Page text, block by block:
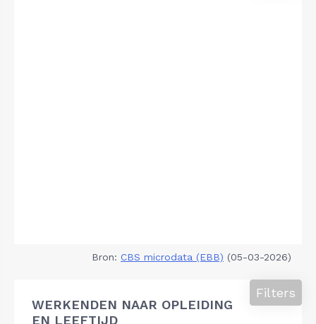
Bron: CBS microdata (EBB) (05-03-2026)
WERKENDEN NAAR OPLEIDING
EN LEEFTIJD
Filters